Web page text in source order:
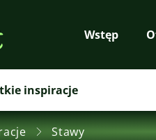
Wstęp
inspiracje
Stawy